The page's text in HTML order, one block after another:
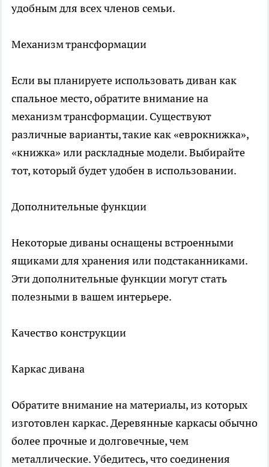
удобным для всех членов семьи.
Механизм трансформации
Если вы планируете использовать диван как
спальное место, обратите внимание на
механизм трансформации. Существуют
различные варианты, такие как «еврокнижка»,
«книжка» или раскладные модели. Выбирайте
тот, который будет удобен в использовании.
Дополнительные функции
Некоторые диваны оснащены встроенными
ящиками для хранения или подстаканниками.
Эти дополнительные функции могут стать
полезными в вашем интерьере.
Качество конструкции
Каркас дивана
Обратите внимание на материалы, из которых
изготовлен каркас. Деревянные каркасы обычно
более прочные и долговечные, чем
металлические. Убедитесь, что соединения